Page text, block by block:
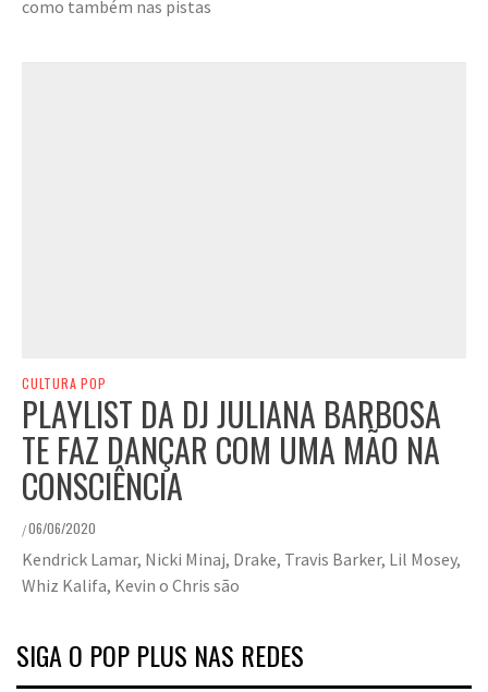
como também nas pistas
CULTURA POP
PLAYLIST DA DJ JULIANA BARBOSA
TE FAZ DANÇAR COM UMA MÃO NA
CONSCIÊNCIA
/06/06/2020
Kendrick Lamar, Nicki Minaj, Drake, Travis Barker, Lil Mosey,
Whiz Kalifa, Kevin o Chris são
SIGA O POP PLUS NAS REDES